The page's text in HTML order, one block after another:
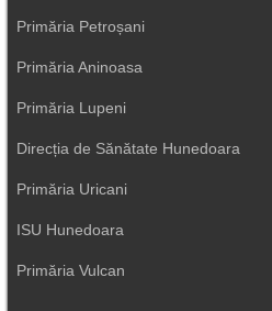
Primăria Petroșani
Primăria Aninoasa
Primăria Lupeni
Direcția de Sănătate Hunedoara
Primăria Uricani
ISU Hunedoara
Primăria Vulcan